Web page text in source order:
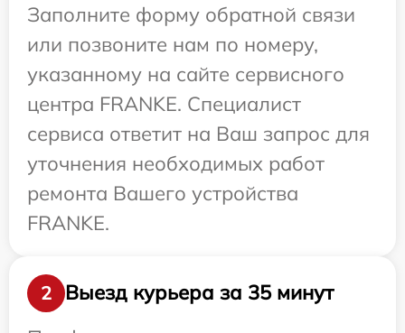
Заполните форму обратной связи
или позвоните нам по номеру,
указанному на сайте сервисного
центра FRANKE. Специалист
сервиса ответит на Ваш запрос для
уточнения необходимых работ
ремонта Вашего устройства
FRANKE.
2
Выезд курьера за 35 минут